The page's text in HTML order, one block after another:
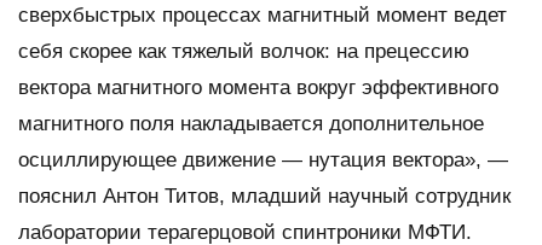
сверхбыстрых процессах магнитный момент ведет
себя скорее как тяжелый волчок: на прецессию
вектора магнитного момента вокруг эффективного
магнитного поля накладывается дополнительное
осциллирующее движение — нутация вектора», —
пояснил Антон Титов, младший научный сотрудник
лаборатории терагерцовой спинтроники МФТИ.